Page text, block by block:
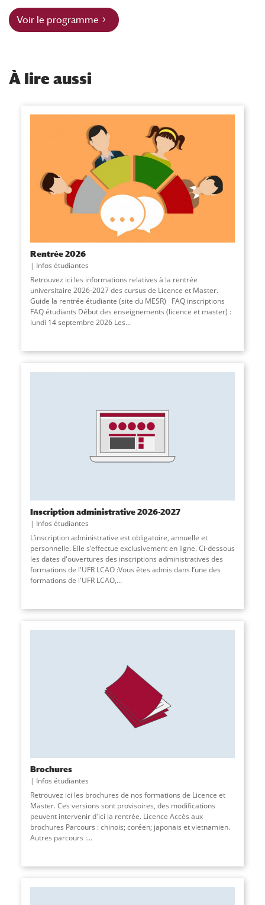
Voir le programme
À lire aussi
Rentrée 2026
Infos étudiantes
Retrouvez ici les informations relatives à la rentrée
universitaire 2026-2027 des cursus de Licence et Master.
Guide la rentrée étudiante (site du MESR) FAQ inscriptions
FAQ étudiants Début des enseignements (licence et master) :
lundi 14 septembre 2026 Les...
Inscription administrative 2026-2027
Infos étudiantes
L’inscription administrative est obligatoire, annuelle et
personnelle. Elle s’effectue exclusivement en ligne. Ci-dessous
les dates d'ouvertures des inscriptions administratives des
formations de l'UFR LCAO :Vous êtes admis dans l’une des
formations de l'UFR LCAO,...
Brochures
Infos étudiantes
Retrouvez ici les brochures de nos formations de Licence et
Master. Ces versions sont provisoires, des modifications
peuvent intervenir d'ici la rentrée. Licence Accès aux
brochures Parcours : chinois; coréen; japonais et vietnamien.
Autres parcours :...